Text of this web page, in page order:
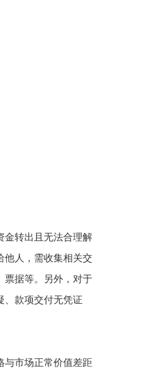
金转出且无法合理解
他人，需收集相关交
票据等。另外，对于
、款项交付无凭证
与市场正常价值差距